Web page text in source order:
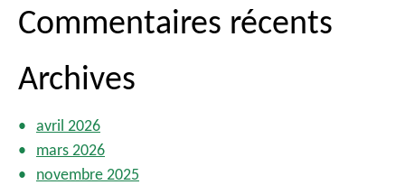
a
o
s
Commentaires récents
Archives
avril 2026
mars 2026
novembre 2025